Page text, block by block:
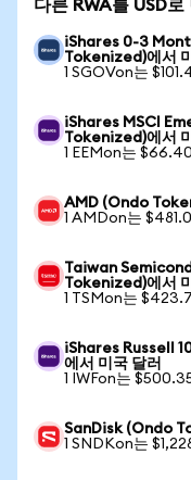
다른 RWA를 USD로
iShares 0-3
Tokenized)에서
1 SGOVon는
iShares MSCI
Tokenized)에서
1 EEMon는
AMD (Ondo
1 AMDon는
Taiwan
Tokenized)에서
1 TSMon는
iShares Russell
에서 미국 달러
1 IWFon는
SanDisk (Ondo
1 SNDKon는